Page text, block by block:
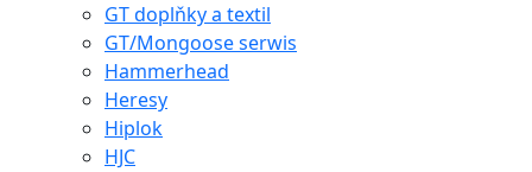
GT doplňky a textil
GT/Mongoose serwis
Hammerhead
Heresy
Hiplok
HJC